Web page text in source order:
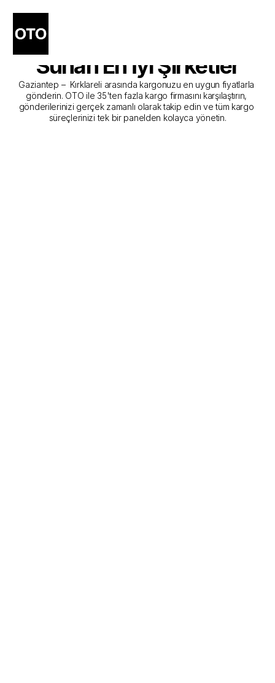
Gaziantep - Kırklareli
Kargo Gönderim Hizmeti
Sunan En İyi Şirketler
Gaziantep –  Kırklareli arasında kargonuzu en uygun fiyatlarla
gönderin. OTO ile 35'ten fazla kargo firmasını karşılaştırın,
gönderilerinizi gerçek zamanlı olarak takip edin ve tüm kargo
süreçlerinizi tek bir panelden kolayca yönetin.